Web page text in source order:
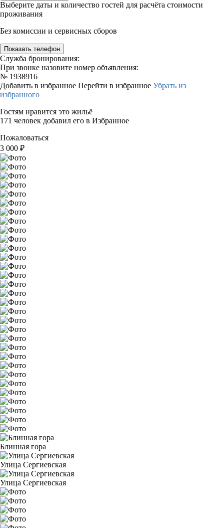
Выберите даты и количество гостей для расчёта стоимости
проживания
Без комиссии и сервисных сборов
Показать телефон
Служба бронирования:
При звонке назовите номер объявления:
№ 1938916
Добавить в избранное Перейти в избранное Убрать из
избранного
Гостям нравится это жильё
171 человек добавил его в Избранное
Пожаловаться
3 000 ₽
Блинная гора
Улица Сергиевская
Улица Сергиевская